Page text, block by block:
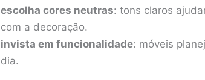
escolha cores neutras: tons claros
com a decoração.
invista em funcionalidade: móveis
dia.